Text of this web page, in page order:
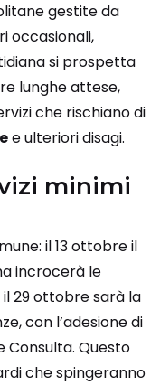
gestite da
occasionali,
si prospetta
lunghe attese,
che rischiano di
e ulteriori disagi.
minimi
il 13 ottobre il
incrocerà le
29 ottobre sarà la
con l’adesione di
Consulta. Questo
che spingeranno